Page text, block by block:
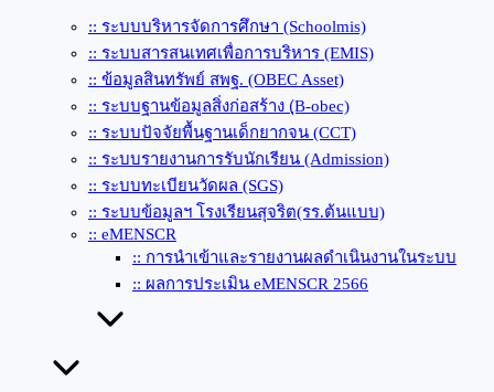
:: ระบบบริหารจัดการศึกษา (Schoolmis)
:: ระบบสารสนเทศเพื่อการบริหาร (EMIS)
:: ข้อมูลสินทรัพย์ สพฐ. (OBEC Asset)
:: ระบบฐานข้อมูลสิ่งก่อสร้าง (ฺB-obec)
:: ระบบปัจจัยพื้นฐานเด็กยากจน (CCT)
:: ระบบรายงานการรับนักเรียน (Admission)
:: ระบบทะเบียนวัดผล (SGS)
:: ระบบข้อมูลฯ โรงเรียนสุจริต(รร.ต้นแบบ)
:: eMENSCR
:: การนำเข้าและรายงานผลดำเนินงานในระบบ
:: ผลการประเมิน eMENSCR 2566